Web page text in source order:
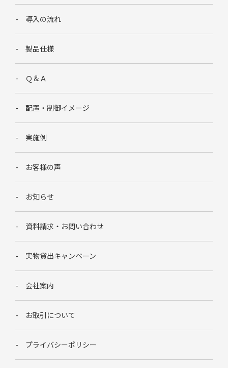
導入の流れ
製品仕様
Ｑ＆Ａ
配置・制御イメージ
実施例
お客様の声
お知らせ
資料請求・お問い合わせ
実物貸出キャンペーン
会社案内
お取引について
プライバシーポリシー